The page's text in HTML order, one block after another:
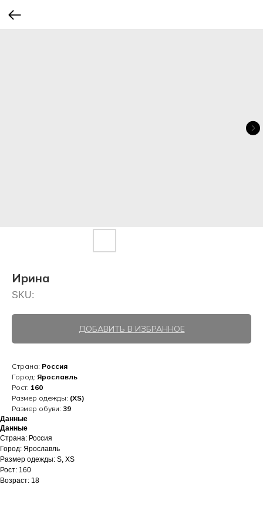
Ирина
SKU:
ДОБАВИТЬ В ИЗБРАННОЕ
Страна: Россия
Город: Ярославль
Рост: 160
Размер одежды: (XS)
Размер обуви: 39
Данные
Данные
Страна: Россия
Город: Ярославль
Размер одежды: S, XS
Рост: 160
Возраст: 18